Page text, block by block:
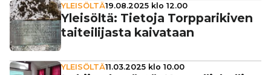
YLEISÖLTÄ19.08.2025 klo 12.00
Yleisöltä: Tietoja Torp­pa­ri­ki­ven
tai­tei­li­jasta kaivataan
YLEISÖLTÄ11.03.2025 klo 10.00